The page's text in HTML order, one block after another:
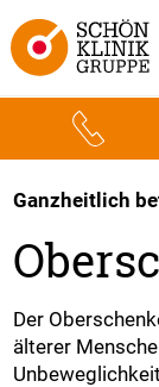
Ganzheitlich
Der
älterer